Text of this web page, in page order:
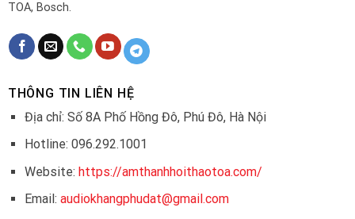
TOA, Bosch.
THÔNG TIN LIÊN HỆ
Địa chỉ: Số 8A Phố Hồng Đô, Phú Đô, Hà Nội
Hotline: 096.292.1001
Website: https://amthanhhoithaotoa.com/
Email: audiokhangphudat@gmail.com